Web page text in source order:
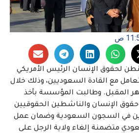
ص
لحقوق الإنسان الرئيس الأمريكي
مع القادة السعوديين، وذلك خلال
المقبل. وطالبت المؤسسة بأخذ
حقوق الإنسان والناشطين الحقوقيين
في السجون السعودية وضمان عمل
متضمنة إلغاء ولاية الرجل على